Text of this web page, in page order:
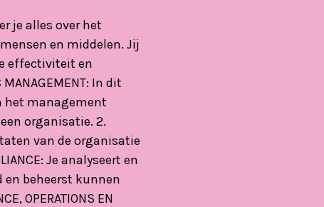
je alles over het
en middelen. Jij
effectiviteit en
In dit
het management
organisatie. 2.
van de organisatie
Je analyseert en
en beheerst kunnen
OPERATIONS EN